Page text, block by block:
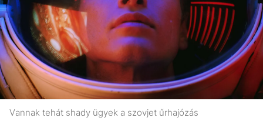
Vannak tehát shady ügyek a szovjet űrhajózás